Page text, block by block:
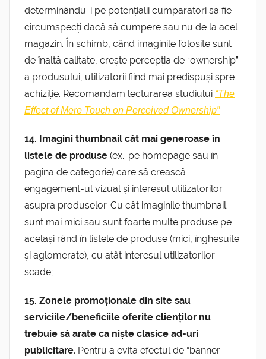
determinându-i pe potențialii cumpărători să fie
circumspecți dacă să cumpere sau nu de la acel
magazin. În schimb, când imaginile folosite sunt
de înaltă calitate, crește percepția de “ownership”
a produsului, utilizatorii fiind mai predispuși spre
achiziție. Recomandăm lecturarea studiului “The
Effect of Mere Touch on Perceived Ownership”
14. Imagini thumbnail cât mai generoase în
listele de produse (ex.: pe homepage sau în
pagina de categorie) care să crească
engagement-ul vizual și interesul utilizatorilor
asupra produselor. Cu cât imaginile thumbnail
sunt mai mici sau sunt foarte multe produse pe
același rând în listele de produse (mici, înghesuite
și aglomerate), cu atât interesul utilizatorilor
scade;
15. Zonele promoționale din site sau
serviciile/beneficiile oferite clienților nu
trebuie să arate ca niște clasice ad-uri
publicitare. Pentru a evita efectul de “banner